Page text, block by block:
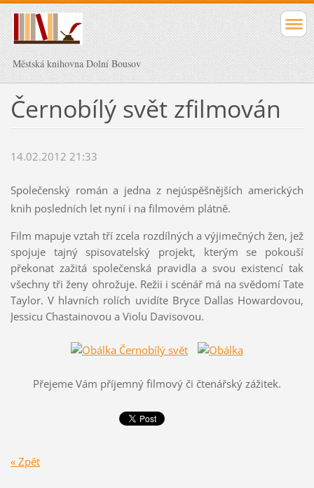
Městská knihovna Dolní Bousov
Černobílý svět zfilmován
14.02.2012 21:33
Společenský román a jedna z nejúspěšnějších amerických
knih posledních let nyní i na filmovém plátně.
Film mapuje vztah tří zcela rozdílných a výjimečných žen, jež
spojuje tajný spisovatelský projekt, kterým se pokouší
překonat zažitá společenská pravidla a svou existencí tak
všechny tři ženy ohrožuje. Režii i scénář má na svědomí Tate
Taylor. V hlavních rolích uvidíte Bryce Dallas Howardovou,
Jessicu Chastainovou a Violu Davisovou.
Přejeme Vám příjemný filmový či čtenářský zážitek.
« Zpět